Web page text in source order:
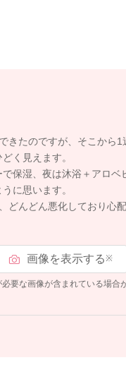
きたのですが、そこから
く見えます。
保湿、夜は沐浴＋アロベ
に思います。
どんどん悪化しており心
画像を表示する※
要な画像が含まれている場合